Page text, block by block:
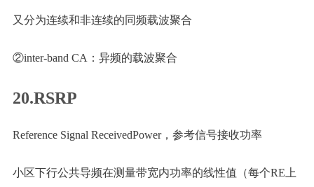
又分为连续和非连续的同频载波聚合
②inter-band CA：异频的载波聚合
20.RSRP
Reference Signal ReceivedPower，参考信号接收功率
小区下行公共导频在测量带宽内功率的线性值（每个RE上